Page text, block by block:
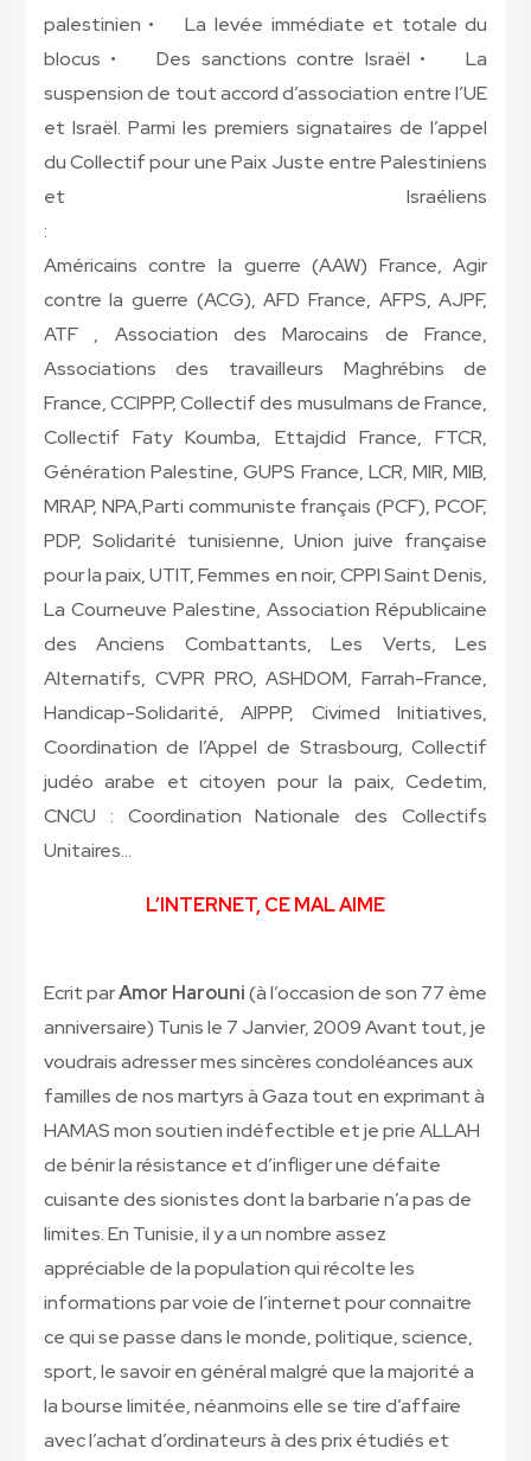
palestinien • La levée immédiate et totale du
blocus • Des sanctions contre Israël • La
suspension de tout accord d’association entre l’UE
et Israël. Parmi les premiers signataires de l’appel
du Collectif pour une Paix Juste entre Palestiniens
et Israéliens
:
Américains contre la guerre (AAW) France, Agir
contre la guerre (ACG), AFD France, AFPS, AJPF,
ATF , Association des Marocains de France,
Associations des travailleurs Maghrébins de
France, CCIPPP, Collectif des musulmans de France,
Collectif Faty Koumba, Ettajdid France, FTCR,
Génération Palestine, GUPS France, LCR, MIR, MIB,
MRAP, NPA,Parti communiste français (PCF), PCOF,
PDP, Solidarité tunisienne, Union juive française
pour la paix, UTIT, Femmes en noir, CPPI Saint Denis,
La Courneuve Palestine, Association Républicaine
des Anciens Combattants, Les Verts, Les
Alternatifs, CVPR PRO, ASHDOM, Farrah-France,
Handicap-Solidarité, AIPPP, Civimed Initiatives,
Coordination de l’Appel de Strasbourg, Collectif
judéo arabe et citoyen pour la paix, Cedetim,
CNCU : Coordination Nationale des Collectifs
Unitaires…
L’INTERNET, CE MAL AIME
Ecrit parAmor Harouni(à l’occasion de son 77 ème
anniversaire) Tunis le 7 Janvier, 2009 Avant tout, je
voudrais adresser mes sincères condoléances aux
familles de nos martyrs à Gaza tout en exprimant à
HAMAS mon soutien indéfectible et je prie ALLAH
de bénir la résistance et d’infliger une défaite
cuisante des sionistes dont la barbarie n’a pas de
limites. En Tunisie, il y a un nombre assez
appréciable de la population qui récolte les
informations par voie de l’internet pour connaitre
ce qui se passe dans le monde, politique, science,
sport, le savoir en général malgré que la majorité a
la bourse limitée, néanmoins elle se tire d’affaire
avec l’achat d’ordinateurs à des prix étudiés et